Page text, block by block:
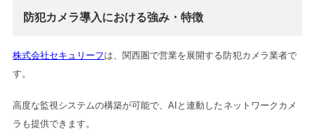
防犯カメラ導入における強み・特徴
株式会社セキュリーフは、関西圏で営業を展開する防犯カメラ業者で
す。
高度な監視システムの構築が可能で、AIと連動したネットワークカメ
ラも提供できます。